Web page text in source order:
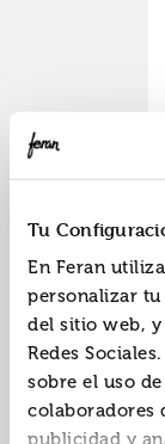
Tu
En Feran
personalizar
del sitio web,
Redes
sobre el uso
colaboradores
publicidad y